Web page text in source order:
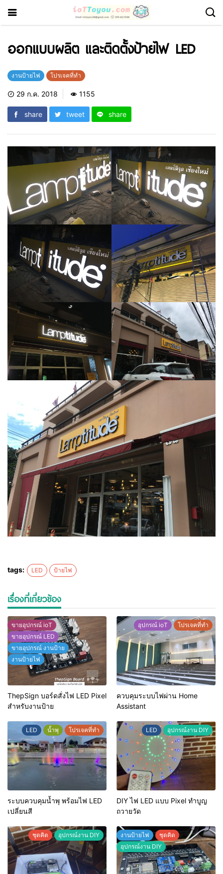
ออกแบบผลิต และติดตั้งป้ายไฟ LED
งานป้ายไฟ โปรเจคที่ทำ
29 ก.ค. 2018 1155
share tweet share
tags: LED ป้ายไฟ
เรื่องที่เกี่ยวข้อง
ขายอุปกรณ์ ioT
ขายอุปกรณ์ LED
ขายอุปกรณ์ งานป้าย
งานป้ายไฟ
ThepSign บอร์ดสั่งไฟ LED Pixel
สำหรับงานป้าย
อุปกรณ์ ioT โปรเจคที่ทำ
ควบคุมระบบไฟผ่าน Home
Assistant
LED น้ำพุ โปรเจคที่ทำ
ระบบควบคุมน้ำพุ พร้อมไฟ LED
เปลี่ยนสี
LED อุปกรณ์งาน DIY
DIY ไฟ LED แบบ Pixel ทำบูญ
ถวายวัด
ชุดคิด อุปกรณ์งาน DIY งานป้ายไฟ
ชุดคิด
อุปกรณ์งาน DIY